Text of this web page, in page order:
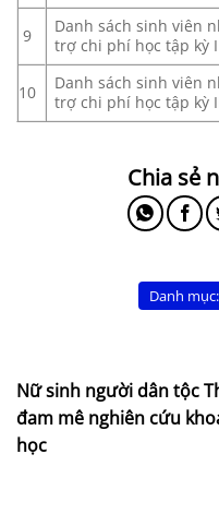
9
Danh sách sinh viên
trợ chi phí học tập kỳ
10
Danh sách sinh viên
trợ chi phí học tập kỳ
Danh mục:
Nữ sinh người dân tộc
đam mê nghiên cứu
học